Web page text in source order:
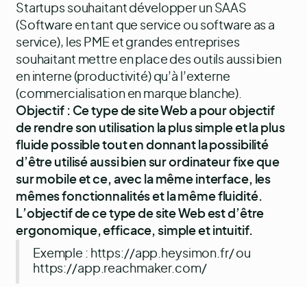
Startups souhaitant développer un SAAS
(Software en tant que service ou software as a
service), les PME et grandes entreprises
souhaitant mettre en place des outils aussi bien
en interne (productivité) qu’à l’externe
(commercialisation en marque blanche).
Objectif : Ce type de site Web a pour objectif
de rendre son utilisation la plus simple et la plus
fluide possible tout en donnant la possibilité
d’être utilisé aussi bien sur ordinateur fixe que
sur mobile et ce, avec la même interface, les
mêmes fonctionnalités et la même fluidité.
L’objectif de ce type de site Web est d’être
ergonomique, efficace, simple et intuitif.
Exemple : https://app.heysimon.fr/ou
https://app.reachmaker.com/